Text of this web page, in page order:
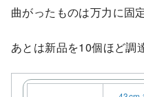
曲がったものは万力に固
あとは新品を10個ほど調達